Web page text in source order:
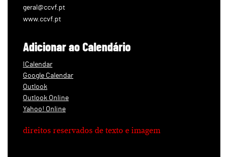
geral@ccvf.pt
www.ccvf.pt
Adicionar ao Calendário
ICalendar
Google Calendar
Outlook
Outlook Online
Yahoo! Online
direitos reservados de texto e imagem